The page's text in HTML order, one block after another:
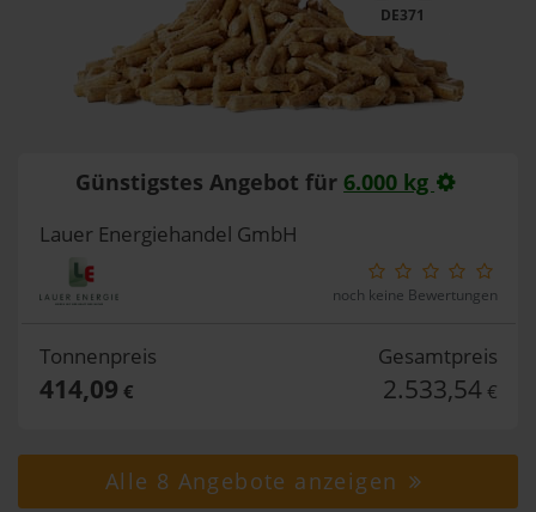
DE371
Günstigstes Angebot für 6.000 kg
Lauer Energiehandel GmbH
noch keine Bewertungen
Tonnenpreis
414,09 €
Gesamtpreis
2.533,54 €
Alle 8 Angebote anzeigen